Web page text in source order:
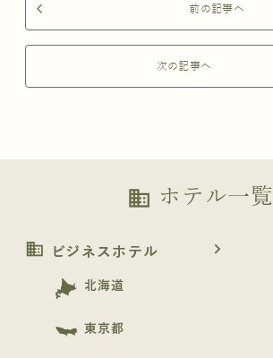
arrow_back_ios 前の記事へ
次の記事へ
business ホテル一覧
business ビジネスホテル navigate_next
北海道
東京都